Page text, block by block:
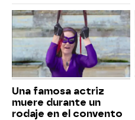
Una famosa actriz
muere durante un
rodaje en el convento